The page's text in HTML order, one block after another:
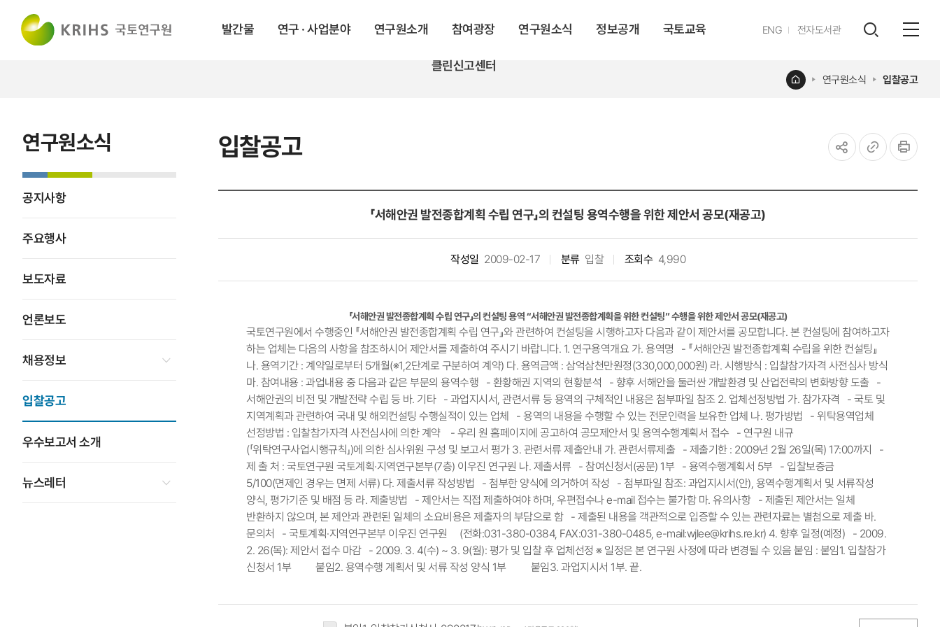
발간물 연구 · 사업분야 연구원소개 참여광장 연구원소식 정보공개 국토교육
클린신고센터
ENG영문전자도서관
레이어
입찰공고
홈 연구원소식 입찰공고
연구원소식
공지사항
주요행사
보도자료
언론보도
채용정보
입찰공고
우수보고서 소개
뉴스레터
「서해안권 발전종합계획 수립 연구」의 컨설팅 용역수행을 위한 제안서 공모(재공고)
작성일 2009-02-17 분류 입찰 조회수 4,990
「서해안권 발전종합계획 수립 연구」의 컨설팅 용역 “서해안권 발전종합계획을 위한 컨설팅” 수행을 위한 제안서 공모(재공고)
국토연구원에서 수행중인 『서해안권 발전종합계획 수립 연구』와 관련하여 컨설팅을 시행하고자 다음과 같이 제안서를 공모합니다. 본 컨설팅에 참여하고자
하는 업체는 다음의 사항을 참조하시어 제안서를 제출하여 주시기 바랍니다. 1. 연구용역개요 가. 용역명 - 『서해안권 발전종합계획 수립을 위한 컨설팅』
나. 용역기간 : 계약일로부터 5개월(※1,2단계로 구분하여 계약) 다. 용역금액 : 삼억삼천만원정(330,000,000원) 라. 시행방식 : 입찰참가자격 사전심사 방식
마. 참여내용 : 과업내용 중 다음과 같은 부문의 용역수행 - 환황해권 지역의 현황분석 - 향후 서해안을 둘러싼 개발환경 및 산업전략의 변화방향 도출 -
서해안권의 비전 및 개발전략 수립 등 바. 기타 - 과업지시서, 관련서류 등 용역의 구체적인 내용은 첨부파일 참조 2. 업체선정방법 가. 참가자격 - 국토 및
지역계획과 관련하여 국내 및 해외컨설팅 수행실적이 있는 업체 - 용역의 내용을 수행할 수 있는 전문인력을 보유한 업체 나. 평가방법 - 위탁용역업체
선정방법 : 입찰참가자격 사전심사에 의한 계약 - 우리 원 홈페이지에 공고하여 공모제안서 및 용역수행계획서 접수 - 연구원 내규
(「위탁연구사업시행규칙」)에 의한 심사위원 구성 및 보고서 평가 3. 관련서류 제출안내 가. 관련서류제출 - 제출기한 : 2009년 2월 26일(목) 17:00까지 -
제 출 처 : 국토연구원 국토계획·지역연구본부(7층) 이우진 연구원 나. 제출서류 - 참여신청서(공문) 1부 - 용역수행계획서 5부 - 입찰보증금
5/100(면제인 경우는 면제 서류) 다. 제출서류 작성방법 - 첨부한 양식에 의거하여 작성 - 첨부파일 참조: 과업지시서(안), 용역수행계획서 및 서류작성
양식, 평가기준 및 배점 등 라. 제출방법 - 제안서는 직접 제출하여야 하며, 우편접수나 e-mail 접수는 불가함 마. 유의사항 - 제출된 제안서는 일체
반환하지 않으며, 본 제안과 관련된 일체의 소요비용은 제출자의 부담으로 함 - 제출된 내용을 객관적으로 입증할 수 있는 관련자료는 별첨으로 제출 바.
문의처 - 국토계획·지역연구본부 이우진 연구원 (전화:031-380-0384, FAX:031-380-0485, e-mail:wjlee@krihs.re.kr) 4. 향후 일정(예정) - 2009.
2. 26(목): 제안서 접수 마감 - 2009. 3. 4(수) ~ 3. 9(월): 평가 및 입찰 후 업체선정 ※ 일정은 본 연구원 사정에 따라 변경될 수 있음 붙임 : 붙임1. 입찰참가
신청서 1부 붙임2. 용역수행 계획서 및 서류 작성 양식 1부 붙임3. 과업지시서 1부. 끝.